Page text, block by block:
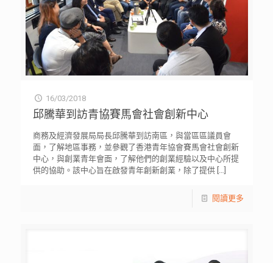
16/03/2018
邱騰華到訪青協賽馬會社會創新中心
商務及經濟發展局局長邱騰華到訪南區，與當區區議員會
面，了解地區事務，並參觀了香港青年協會賽馬會社會創新
中心，與創業青年會面，了解他們的創業經驗以及中心所提
供的協助。該中心旨在啟發青年創新創業，除了提供[…]
閱讀更多